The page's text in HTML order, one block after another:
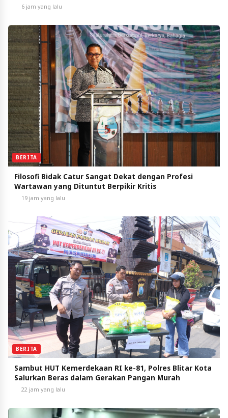
6 jam yang lalu
BERITA
Filosofi Bidak Catur Sangat Dekat dengan Profesi
Wartawan yang Dituntut Berpikir Kritis
19 jam yang lalu
BERITA
Sambut HUT Kemerdekaan RI ke-81, Polres Blitar Kota
Salurkan Beras dalam Gerakan Pangan Murah
22 jam yang lalu